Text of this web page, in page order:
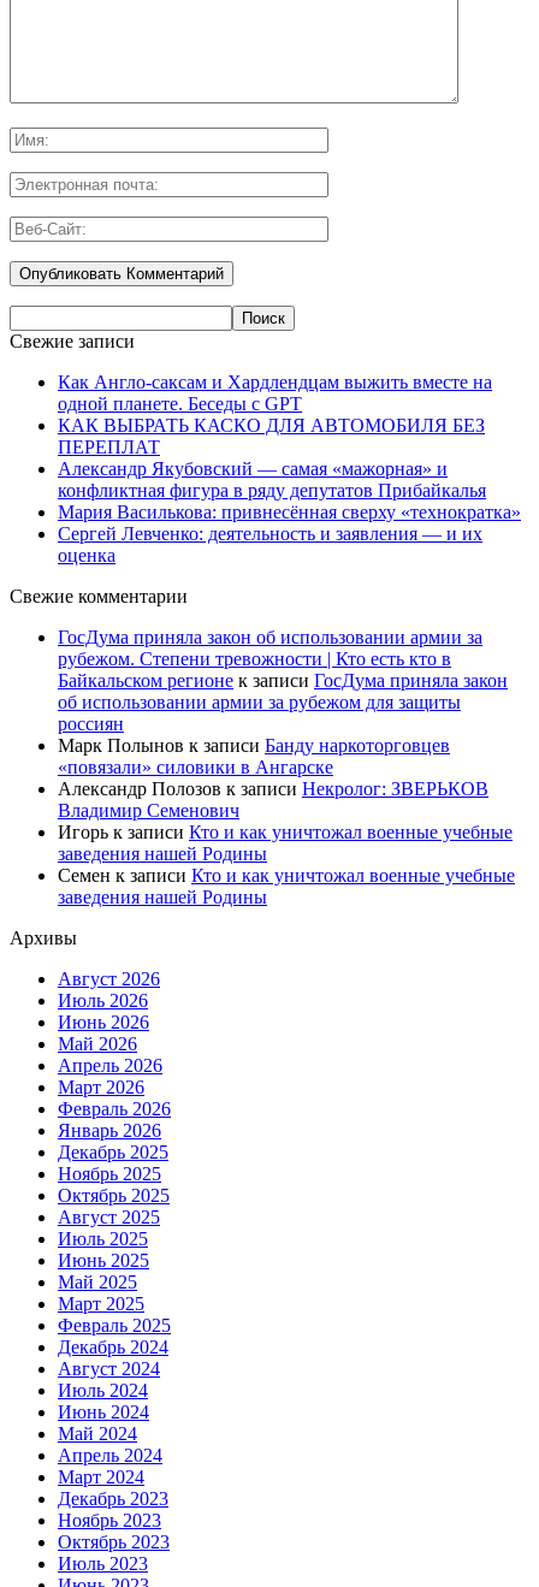
Свежие записи
Как Англо-саксам и Хардлендцам выжить вместе на
одной планете. Беседы с GPT
КАК ВЫБРАТЬ КАСКО ДЛЯ АВТОМОБИЛЯ БЕЗ
ПЕРЕПЛАТ
Александр Якубовский — самая «мажорная» и
конфликтная фигура в ряду депутатов Прибайкалья
Мария Василькова: привнесённая сверху «технократка»
Сергей Левченко: деятельность и заявления — и их
оценка
Свежие комментарии
ГосДума приняла закон об использовании армии за
рубежом. Степени тревожности | Кто есть кто в
Байкальском регионе к записи ГосДума приняла закон
об использовании армии за рубежом для защиты
россиян
Марк Полынов к записи Банду наркоторговцев
«повязали» силовики в Ангарске
Александр Полозов к записи Некролог: ЗВЕРЬКОВ
Владимир Семенович
Игорь к записи Кто и как уничтожал военные учебные
заведения нашей Родины
Семен к записи Кто и как уничтожал военные учебные
заведения нашей Родины
Архивы
Август 2026
Июль 2026
Июнь 2026
Май 2026
Апрель 2026
Март 2026
Февраль 2026
Январь 2026
Декабрь 2025
Ноябрь 2025
Октябрь 2025
Август 2025
Июль 2025
Июнь 2025
Май 2025
Март 2025
Февраль 2025
Декабрь 2024
Август 2024
Июль 2024
Июнь 2024
Май 2024
Апрель 2024
Март 2024
Декабрь 2023
Ноябрь 2023
Октябрь 2023
Июль 2023